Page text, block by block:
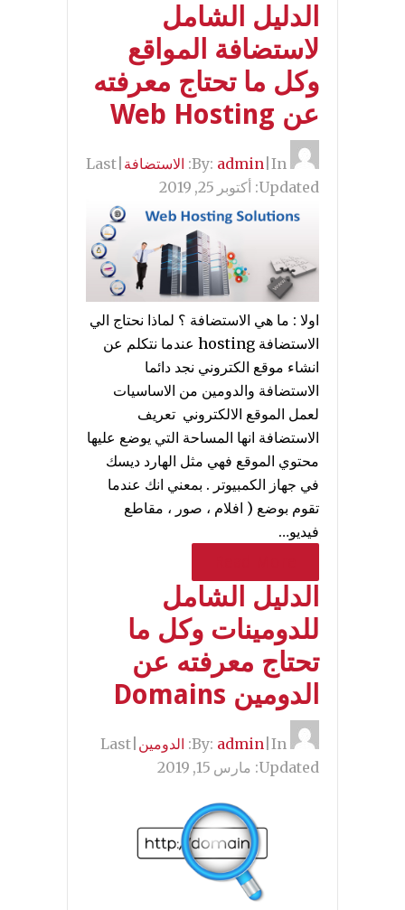
الدليل الشامل
لاستضافة المواقع
وكل ما تحتاج معرفته
عن Web Hosting
admin In: الاستضافة Last
Updated: أكتوبر 25, 2019
اولا : ما هي الاستضافة ؟ لماذا نحتاج الي
الاستضافة hosting عندما نتكلم عن
انشاء موقع الكتروني نجد دائما
الاستضافة والدومين من الاساسيات
لعمل الموقع الالكتروني تعريف
الاستضافة انها المساحة التي يوضع عليها
محتوي الموقع فهي مثل الهارد ديسك
في جهاز الكمبيوتر . بمعني انك عندما
تقوم بوضع ( افلام ، صور ، مقاطع
فيديو…
الدليل الشامل
للدومينات وكل ما
تحتاج معرفته عن
الدومين Domains
admin In: الدومين Last
Updated: مارس 15, 2019